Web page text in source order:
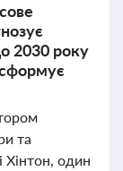
2030 року
та
Хінтон, один